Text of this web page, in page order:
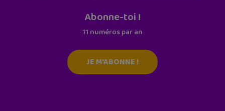
Abonne-toi !
11 numéros par an
JE M'ABONNE !